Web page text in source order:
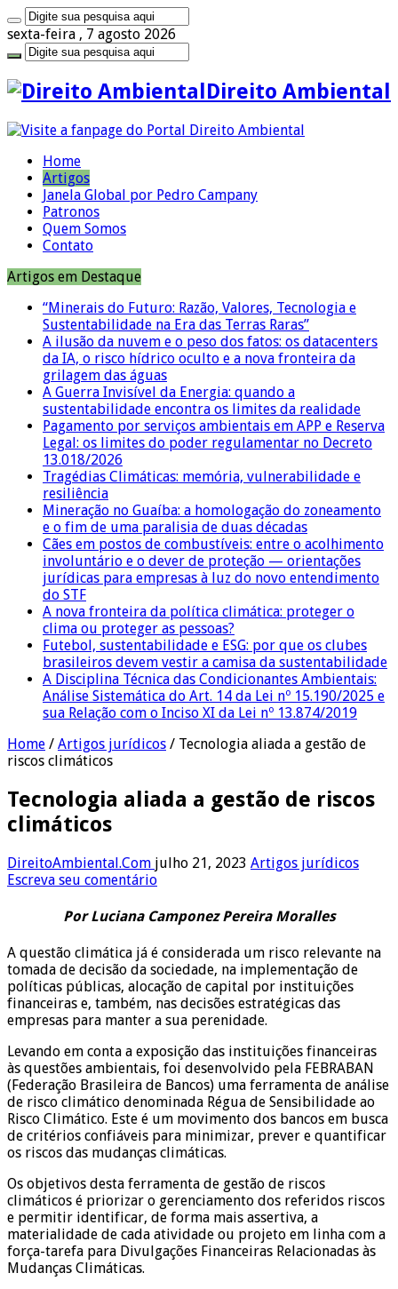
sexta-feira , 7 agosto 2026
Direito Ambiental
Home
Artigos
Janela Global por Pedro Campany
Patronos
Quem Somos
Contato
Artigos em Destaque
“Minerais do Futuro: Razão, Valores, Tecnologia e
Sustentabilidade na Era das Terras Raras”
A ilusão da nuvem e o peso dos fatos: os datacenters
da IA, o risco hídrico oculto e a nova fronteira da
grilagem das águas
A Guerra Invisível da Energia: quando a
sustentabilidade encontra os limites da realidade
Pagamento por serviços ambientais em APP e Reserva
Legal: os limites do poder regulamentar no Decreto
13.018/2026
Tragédias Climáticas: memória, vulnerabilidade e
resiliência
Mineração no Guaíba: a homologação do zoneamento
e o fim de uma paralisia de duas décadas
Cães em postos de combustíveis: entre o acolhimento
involuntário e o dever de proteção — orientações
jurídicas para empresas à luz do novo entendimento
do STF
A nova fronteira da política climática: proteger o
clima ou proteger as pessoas?
Futebol, sustentabilidade e ESG: por que os clubes
brasileiros devem vestir a camisa da sustentabilidade
A Disciplina Técnica das Condicionantes Ambientais:
Análise Sistemática do Art. 14 da Lei nº 15.190/2025 e
sua Relação com o Inciso XI da Lei nº 13.874/2019
Home / Artigos jurídicos / Tecnologia aliada a gestão de
riscos climáticos
Tecnologia aliada a gestão de riscos
climáticos
DireitoAmbiental.Com julho 21, 2023 Artigos jurídicos
Escreva seu comentário
Por Luciana Camponez Pereira Moralles
A questão climática já é considerada um risco relevante na
tomada de decisão da sociedade, na implementação de
políticas públicas, alocação de capital por instituições
financeiras e, também, nas decisões estratégicas das
empresas para manter a sua perenidade.
Levando em conta a exposição das instituições financeiras
às questões ambientais, foi desenvolvido pela FEBRABAN
(Federação Brasileira de Bancos) uma ferramenta de análise
de risco climático denominada Régua de Sensibilidade ao
Risco Climático. Este é um movimento dos bancos em busca
de critérios confiáveis para minimizar, prever e quantificar
os riscos das mudanças climáticas.
Os objetivos desta ferramenta de gestão de riscos
climáticos é priorizar o gerenciamento dos referidos riscos
e permitir identificar, de forma mais assertiva, a
materialidade de cada atividade ou projeto em linha com a
força-tarefa para Divulgações Financeiras Relacionadas às
Mudanças Climáticas.